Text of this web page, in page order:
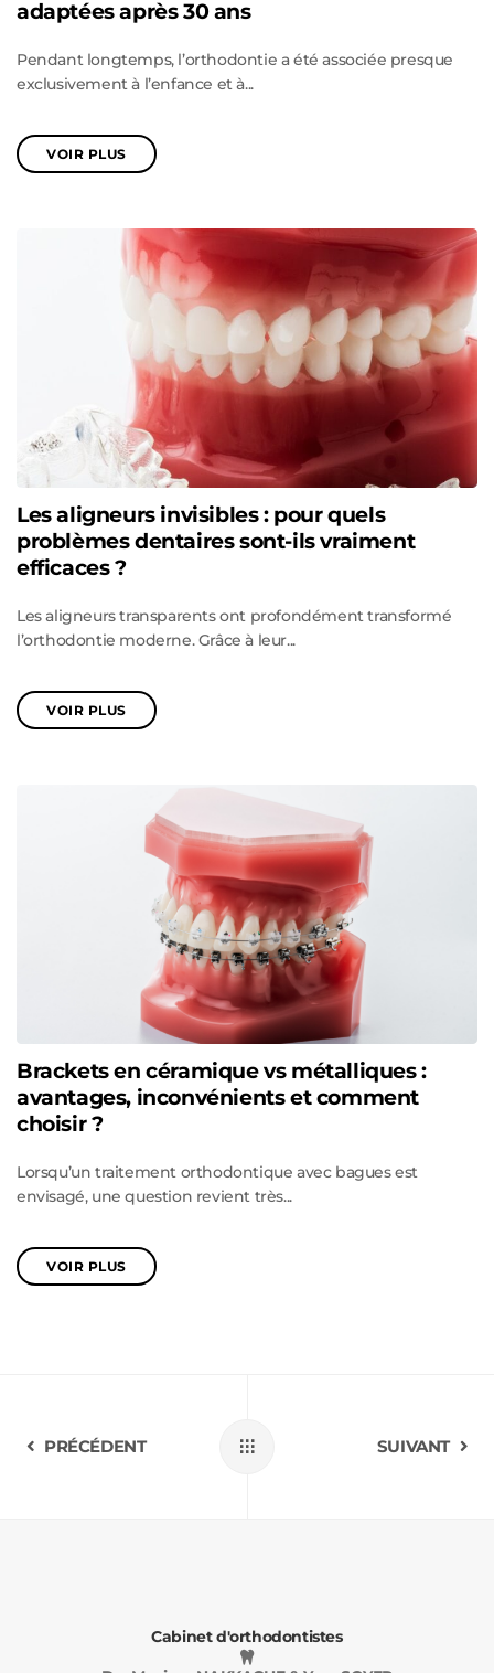
adaptées après 30 ans
Pendant longtemps, l’orthodontie a été associée presque
exclusivement à l’enfance et à...
VOIR PLUS
Les aligneurs invisibles : pour quels
problèmes dentaires sont-ils vraiment
efficaces ?
Les aligneurs transparents ont profondément transformé
l’orthodontie moderne. Grâce à leur...
VOIR PLUS
Brackets en céramique vs métalliques :
avantages, inconvénients et comment
choisir ?
Lorsqu’un traitement orthodontique avec bagues est
envisagé, une question revient très...
VOIR PLUS
PRÉCÉDENT SUIVANT
Cabinet d'orthodontistes